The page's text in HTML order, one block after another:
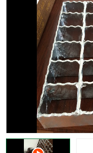
齿形钢格板
热镀锌钢格板
钢格栅踏步板
整流格栅